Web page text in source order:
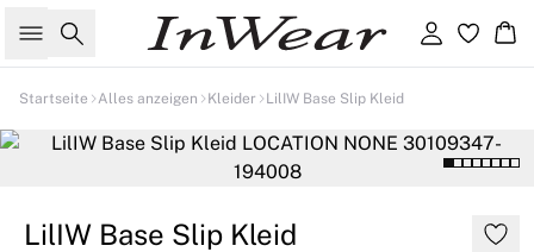
Suche Einloggen
Startseite Alles anzeigen Kleider LilIW Base Slip Kleid
LilIW Base Slip Kleid